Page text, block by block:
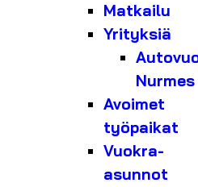
Matkailu
Yrityksiä
Nurmes
Avoimet
työpaikat
Vuokra-
asunnot